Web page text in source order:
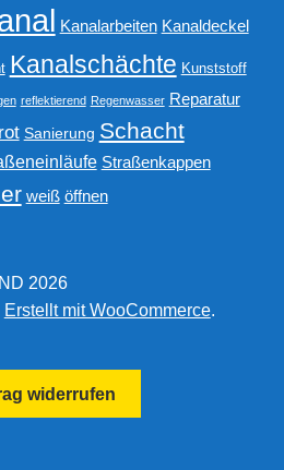
Kanalarbeiten Kanaldeckel
Kanalschächte Kunststoff
reflektierend Regenwasser Reparatur
rot Sanierung Schacht
Straßenkappen
weiß öffnen
2026
Erstellt mit WooCommerce.
widerrufen